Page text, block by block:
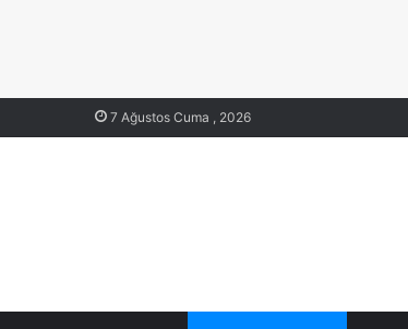
7 Ağustos Cuma , 2026